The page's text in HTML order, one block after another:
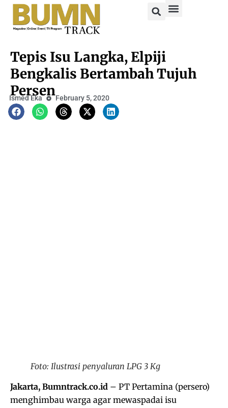
Tepis Isu Langka, Elpiji
Bengkalis Bertambah Tujuh
Persen
Ismed Eka February 5, 2020
Foto: Ilustrasi penyaluran LPG 3 Kg
Jakarta, Bumntrack.co.id – PT Pertamina (persero)
menghimbau warga agar mewaspadai isu